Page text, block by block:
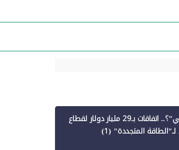
أين ذهبت قروض "عهد السيسي"؟.. اتفاقات بـ29 مليار دولار لقطاع